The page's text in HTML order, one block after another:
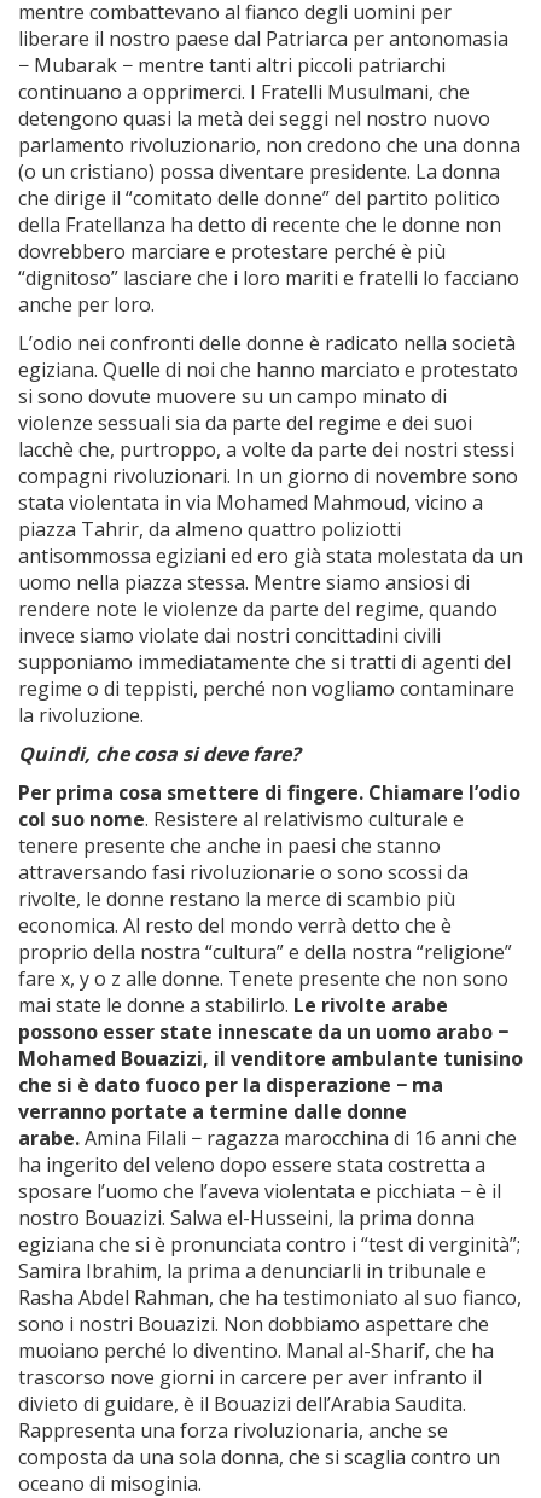
mentre combattevano al fianco degli uomini per
liberare il nostro paese dal Patriarca per antonomasia
− Mubarak − mentre tanti altri piccoli patriarchi
continuano a opprimerci. I Fratelli Musulmani, che
detengono quasi la metà dei seggi nel nostro nuovo
parlamento rivoluzionario, non credono che una donna
(o un cristiano) possa diventare presidente. La donna
che dirige il “comitato delle donne” del partito politico
della Fratellanza ha detto di recente che le donne non
dovrebbero marciare e protestare perché è più
“dignitoso” lasciare che i loro mariti e fratelli lo facciano
anche per loro.
L’odio nei confronti delle donne è radicato nella società
egiziana. Quelle di noi che hanno marciato e protestato
si sono dovute muovere su un campo minato di
violenze sessuali sia da parte del regime e dei suoi
lacchè che, purtroppo, a volte da parte dei nostri stessi
compagni rivoluzionari. In un giorno di novembre sono
stata violentata in via Mohamed Mahmoud, vicino a
piazza Tahrir, da almeno quattro poliziotti
antisommossa egiziani ed ero già stata molestata da un
uomo nella piazza stessa. Mentre siamo ansiosi di
rendere note le violenze da parte del regime, quando
invece siamo violate dai nostri concittadini civili
supponiamo immediatamente che si tratti di agenti del
regime o di teppisti, perché non vogliamo contaminare
la rivoluzione.
Quindi, che cosa si deve fare?
Per prima cosa smettere di fingere. Chiamare l’odio
col suo nome. Resistere al relativismo culturale e
tenere presente che anche in paesi che stanno
attraversando fasi rivoluzionarie o sono scossi da
rivolte, le donne restano la merce di scambio più
economica. Al resto del mondo verrà detto che è
proprio della nostra “cultura” e della nostra “religione”
fare x, y o z alle donne. Tenete presente che non sono
mai state le donne a stabilirlo. Le rivolte arabe
possono esser state innescate da un uomo arabo −
Mohamed Bouazizi, il venditore ambulante tunisino
che si è dato fuoco per la disperazione − ma
verranno portate a termine dalle donne
arabe.Amina Filali − ragazza marocchina di 16 anni che
ha ingerito del veleno dopo essere stata costretta a
sposare l’uomo che l’aveva violentata e picchiata − è il
nostro Bouazizi. Salwa el-Husseini, la prima donna
egiziana che si è pronunciata contro i “test di verginità”;
Samira Ibrahim, la prima a denunciarli in tribunale e
Rasha Abdel Rahman, che ha testimoniato al suo fianco,
sono i nostri Bouazizi. Non dobbiamo aspettare che
muoiano perché lo diventino. Manal al-Sharif, che ha
trascorso nove giorni in carcere per aver infranto il
divieto di guidare, è il Bouazizi dell’Arabia Saudita.
Rappresenta una forza rivoluzionaria, anche se
composta da una sola donna, che si scaglia contro un
oceano di misoginia.